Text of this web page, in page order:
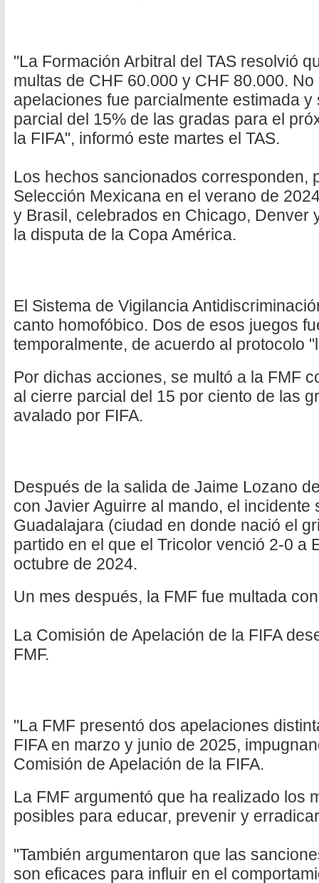
"La Formación Arbitral del TAS resolvió
multas de CHF 60.000 y CHF 80.000.
apelaciones fue parcialmente estimada
parcial del 15% de las gradas para el
la FIFA", informó este martes el TAS.
Los hechos sancionados corresponden,
Selección Mexicana en el verano de
y Brasil, celebrados en Chicago, Denver
la disputa de la Copa América.
El Sistema de Vigilancia
canto homofóbico. Dos de esos juegos
temporalmente, de acuerdo al protocolo
Por dichas acciones, se multó a la FMF
al cierre parcial del 15 por ciento de las
avalado por FIFA.
Después de la salida de Jaime Lozano
con Javier Aguirre al mando, el incidente
Guadalajara (ciudad en donde nació el
partido en el que el Tricolor venció 2-0 a
octubre de 2024.
Un mes después, la FMF fue multada
La Comisión de Apelación de la FIFA
FMF.
"La FMF presentó dos apelaciones
FIFA en marzo y junio de 2025,
Comisión de Apelación de la FIFA.
La FMF argumentó que ha realizado los
posibles para educar, prevenir y
"También argumentaron que las
son eficaces para influir en el